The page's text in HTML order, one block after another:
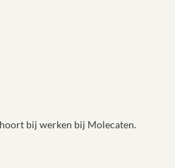
bij werken bij Molecaten.